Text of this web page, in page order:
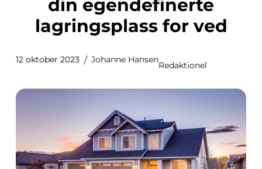
din egendefinerte
lagringsplass for ved
12 oktober 2023 Johanne Hansen
Redaktionel